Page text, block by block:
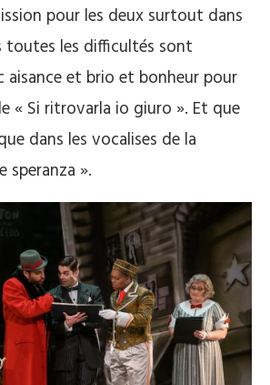
pour les deux surtout dans
toutes les difficultés sont
aisance et brio et bonheur pour
« Si ritrovarla io giuro ». Et que
dans les vocalises de la
speranza ».